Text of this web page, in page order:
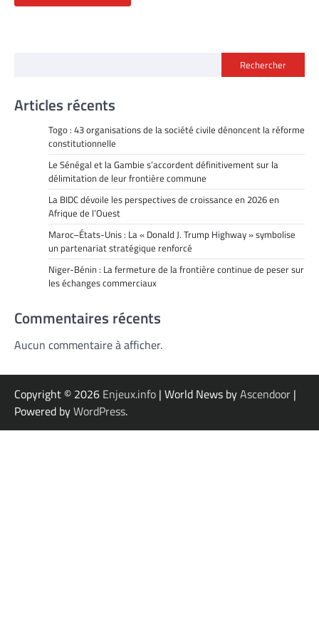
Rechercher
Articles récents
Togo : 43 organisations de la société civile dénoncent la réforme
constitutionnelle
Le Sénégal et la Gambie s’accordent définitivement sur la
délimitation de leur frontière commune
La BIDC dévoile les perspectives de croissance en 2026 en
Afrique de l’Ouest
Maroc–États-Unis : La « Donald J. Trump Highway » symbolise
un partenariat stratégique renforcé
Niger-Bénin : La fermeture de la frontière continue de peser sur
les échanges commerciaux
Commentaires récents
Aucun commentaire à afficher.
Copyright © 2026 Enjeux.info | World News byAscendoor |
Powered byWordPress.